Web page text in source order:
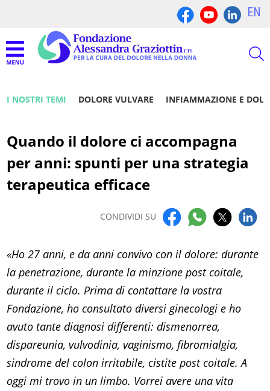
EN
I NOSTRI TEMI DOLORE VULVARE INFIAMMAZIONE E
Quando il dolore ci accompagna
per anni: spunti per una strategia
terapeutica efficace
CONDIVIDI SU
«Ho 27 anni, e da anni convivo con il dolore: durante
la penetrazione, durante la minzione post coitale,
durante il ciclo. Prima di contattare la vostra
Fondazione, ho consultato diversi ginecologi e ho
avuto tante diagnosi differenti: dismenorrea,
dispareunia, vulvodinia, vaginismo, fibromialgia,
sindrome del colon irritabile, cistite post coitale. A
oggi mi trovo in un limbo. Vorrei avere una vita